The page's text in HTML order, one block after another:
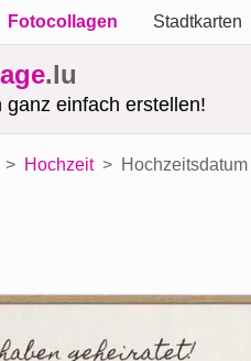
Fotocollagen Stadtkarten
.lu
ganz einfach erstellen!
Hochzeit